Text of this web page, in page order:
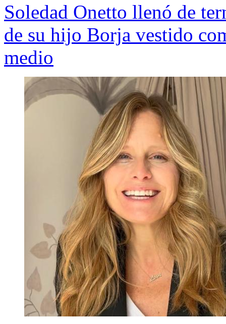
Soledad Onetto llenó de
de su hijo Borja vestido
medio